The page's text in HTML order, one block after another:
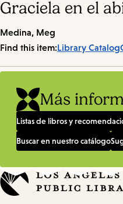
Graciela en el
Medina, Meg
Find this item:Library Catalog
Más
Listas de libros y
Buscar en nuestro catálogo